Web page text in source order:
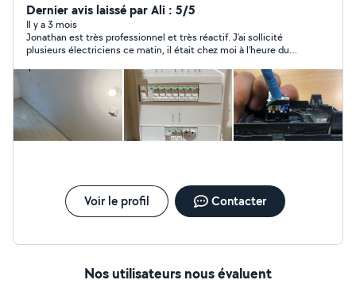
(92) . Prestations : Dépannage rapide (coupures,
courts-circuits, disjoncteurs, etc.) Installation de prises,
luminaires, interrupteurs Rénovation partielle ou
complète d'installations Mise en conformité (norme
NFC 15-100) Remplacement de tableaux électriques
Pose de VMC, chauffe-eau, etc. Zones d'intervention :
Marnes-la-Coquette, Versailles, Sèvres, Saint-Cloud,
Boulogne-Billancourt, Chaville, Ville-d'Avray, Vaucresson,
Montreuil, Le Chesnay. Certifications : Titulaire du BEP
confiance ? Travail propre, rapide et soigné. Matériel
professionnel Devis gratuit. Disponible du lundi au
vendredi. Réponse rapide garantie !
Dernier avis laissé par Ali : 5/5
Il y a 3 mois
Jonathan est très professionnel et très réactif. J’ai sollicité
plusieurs électriciens ce matin, il était chez moi à l’heure du
satisfait de la prestation.
Voir le profil Contacter
Nos utilisateurs nous évaluent